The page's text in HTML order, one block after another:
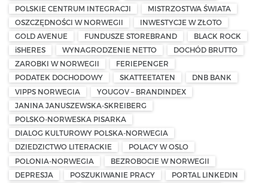
POLSKIE CENTRUM INTEGRACJI
MISTRZOSTWA ŚWIATA
OSZCZĘDNOŚCI W NORWEGII
INWESTYCJE W ZŁOTO
GOLD AVENUE
FUNDUSZE STOREBRAND
BLACK ROCK
iSHERES
WYNAGRODZENIE NETTO
DOCHÓD BRUTTO
ZAROBKI W NORWEGII
FERIEPENGER
PODATEK DOCHODOWY
SKATTEETATEN
DNB BANK
VIPPS NORWEGIA
YOUGOV – BRANDINDEX
JANINA JANUSZEWSKA-SKREIBERG
POLSKO-NORWESKA PISARKA
DIALOG KULTUROWY POLSKA-NORWEGIA
DZIEDZICTWO LITERACKIE
POLACY W OSLO
POLONIA-NORWEGIA
BEZROBOCIE W NORWEGII
DEPRESJA
POSZUKIWANIE PRACY
PORTAL LINKEDIN